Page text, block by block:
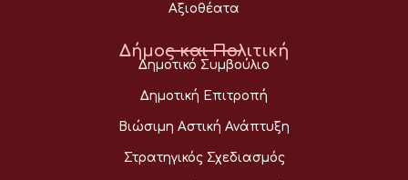
Αξιοθέατα
Δήμος και Πολιτική
Δημοτικό Συμβούλιο
Δημοτική Επιτροπή
Βιώσιμη Αστική Ανάπτυξη
Στρατηγικός Σχεδιασμός